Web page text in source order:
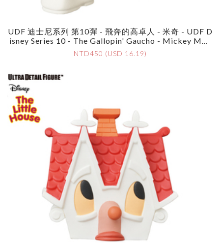
UDF 迪士尼系列 第10彈 - 飛奔的高卓人 - 米奇 - UDF D
Isney Series 10 - The Gallopin' Gaucho - Mickey Mou
Se
NTD450 (USD 16.19)